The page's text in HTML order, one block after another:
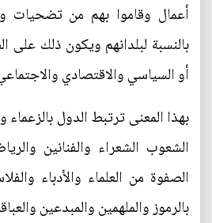
أعمال وقاموا بهم من تضحيات
بالنسبة لبلدانهم ويكون ذلك على
أو السياسي والاقتصادي
بهذا المعنى ترتبط الدول بالزعماء
الشعوب الشعراء والفنانين
الصفوة من العلماء والأدباء
بالرموز والملهمين والمبدعين